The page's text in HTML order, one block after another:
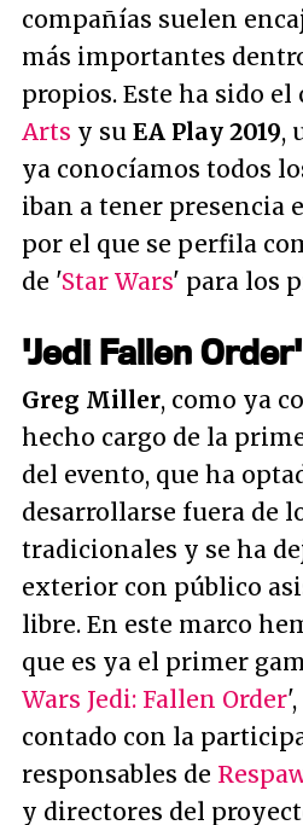
compañías suelen
más importantes
propios. Este ha sido el
Arts y su EA Play 2019,
ya conocíamos todos
iban a tener presencia
por el que se perfila
de 'Star Wars' para los
'Jedi Fallen Order'
Greg Miller, como ya
hecho cargo de la
del evento, que ha
desarrollarse fuera de
tradicionales y se ha
exterior con público
libre. En este marco
que es ya el primer
Wars Jedi: Fallen Order
contado con la
responsables de
y directores del